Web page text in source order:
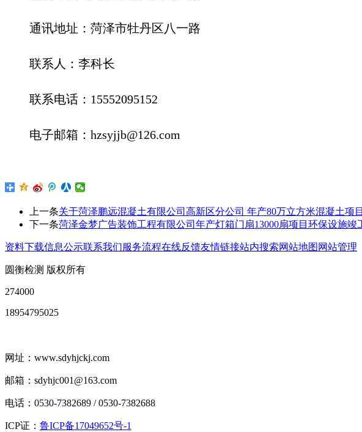
通讯地址：菏泽市牡丹区八一路
联系人： 李科长
联系电话： 15552095152
电子邮箱： hzsyjjb@126.com
上一条关于菏泽鹏远混凝土有限公司高新区分公司 年产80万立方米混凝土项
下一条菏泽金梦广告装饰工程有限公司年产灯箱门扇13000扇项目环保设施竣
资料下载信息公示联系我们服务流程在线反馈友情链接站内搜索网站地图 网站管理
圆衡检测 版权所有
274000
18954795025
网址：www.sdyhjckj.com
邮箱：sdyhjc001@163.com
电话：0530-7382689 / 0530-7382688
ICP证： 鲁ICP备17049652号-1